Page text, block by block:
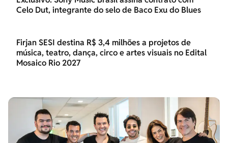
Celo Dut, integrante do selo de Baco Exu do Blues
Firjan SESI destina R$ 3,4 milhões a projetos de
música, teatro, dança, circo e artes visuais no Edital
Mosaico Rio 2027